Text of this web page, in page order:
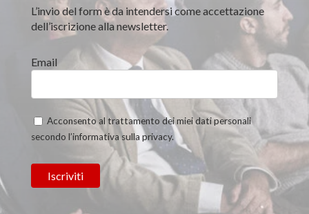
L’invio del form è da intendersi come accettazione
dell’iscrizione alla newsletter.
Email
Acconsento al trattamento dei miei dati personali
secondo l’informativa sulla privacy.